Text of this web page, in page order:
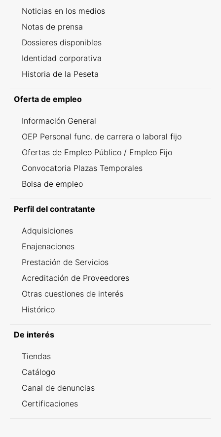
Noticias en los medios
Notas de prensa
Dossieres disponibles
Identidad corporativa
Historia de la Peseta
Oferta de empleo
Información General
OEP Personal func. de carrera o laboral fijo
Ofertas de Empleo Público / Empleo Fijo
Convocatoria Plazas Temporales
Bolsa de empleo
Perfil del contratante
Adquisiciones
Enajenaciones
Prestación de Servicios
Acreditación de Proveedores
Otras cuestiones de interés
Histórico
De interés
Tiendas
Catálogo
Canal de denuncias
Certificaciones